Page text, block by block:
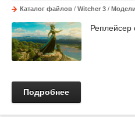
Каталог файлов / Witcher 3 /
Реплейсер
Подробнее